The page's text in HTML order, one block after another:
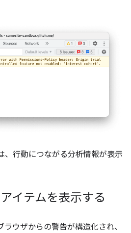
、行動につながる分析情報が表示
イテムを表示する
ウザからの警告が構造化され、